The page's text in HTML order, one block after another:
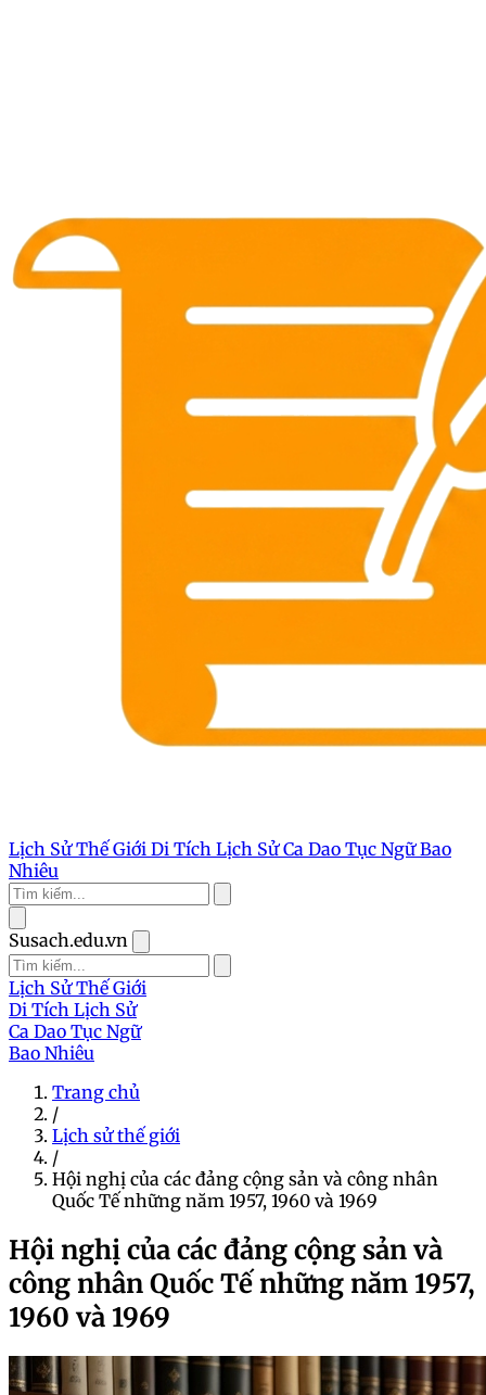
Lịch Sử Thế Giới Di Tích Lịch SửCa Dao Tục NgữBao
Nhiêu
Susach.edu.vn
Lịch Sử Thế Giới
Di Tích Lịch Sử
Ca Dao Tục Ngữ
Bao Nhiêu
Trang chủ
/
Lịch sử thế giới
/
Hội nghị của các đảng cộng sản và công nhân
Quốc Tế những năm 1957, 1960 và 1969
Hội nghị của các đảng cộng sản và
công nhân Quốc Tế những năm 1957,
1960 và 1969